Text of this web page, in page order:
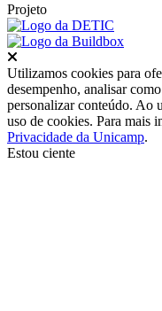
Projeto
Utilizamos cookies para
desempenho, analisar
personalizar conteúdo. Ao
uso de cookies. Para mais
Privacidade da Unicamp.
Estou ciente